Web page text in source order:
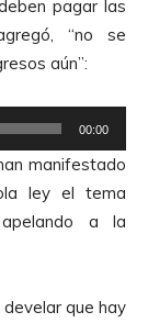
pagar las
“no se
aún”:
00:00
manifestado
ley el tema
a la
develar que hay